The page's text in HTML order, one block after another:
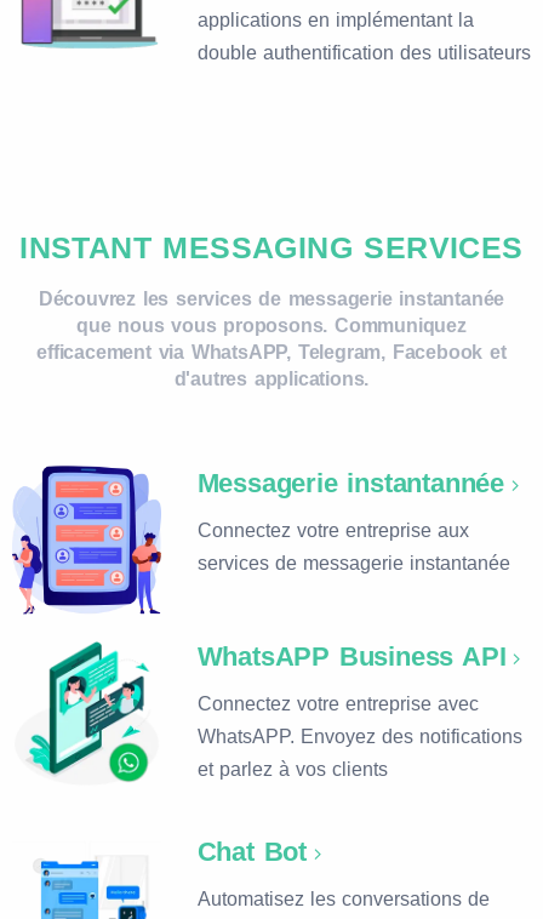
applications en implémentant la
double authentification des utilisateurs
INSTANT MESSAGING SERVICES
Découvrez les services de messagerie instantanée
que nous vous proposons. Communiquez
efficacement via WhatsAPP, Telegram, Facebook et
d'autres applications.
Messagerie instantannée
Connectez votre entreprise aux
services de messagerie instantanée
WhatsAPP Business API
Connectez votre entreprise avec
WhatsAPP. Envoyez des notifications
et parlez à vos clients
Chat Bot
Automatisez les conversations de